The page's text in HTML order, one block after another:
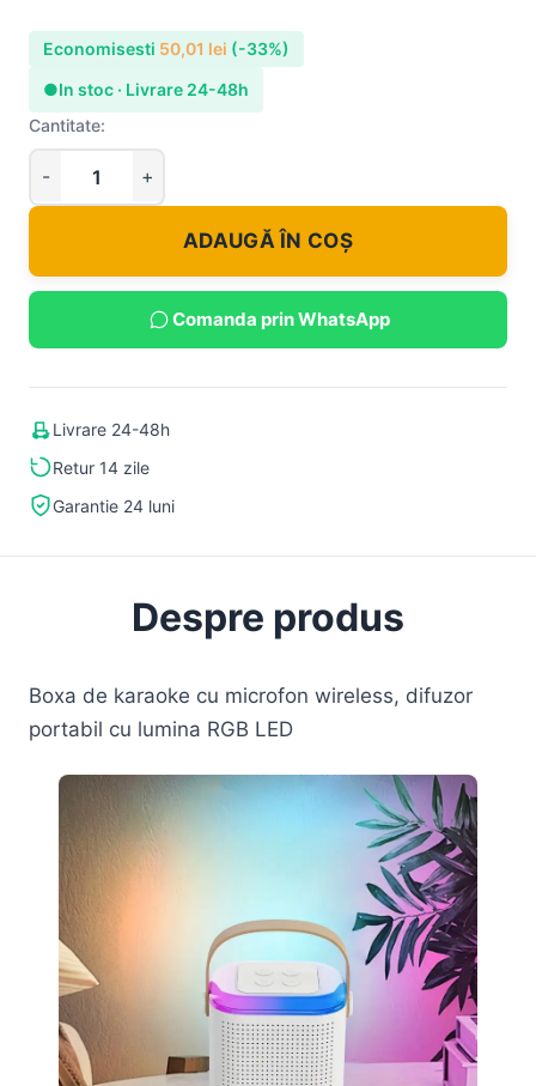
Economisesti 50,01 lei (-33%)
●In stoc · Livrare 24-48h
Cantitate:
ADAUGĂ ÎN COȘ
Comanda prin WhatsApp
Livrare 24-48h
Retur 14 zile
Garantie 24 luni
Despre produs
Boxa de karaoke cu microfon wireless, difuzor
portabil cu lumina RGB LED